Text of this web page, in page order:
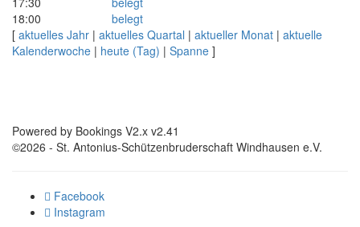
18:00
belegt
[ aktuelles Jahr | aktuelles Quartal | aktueller Monat | aktuelle
Kalenderwoche | heute (Tag) | Spanne ]
Powered by Bookings V2.x v2.41
©2026 - St. Antonius-Schützenbruderschaft Windhausen e.V.
Facebook
Instagram